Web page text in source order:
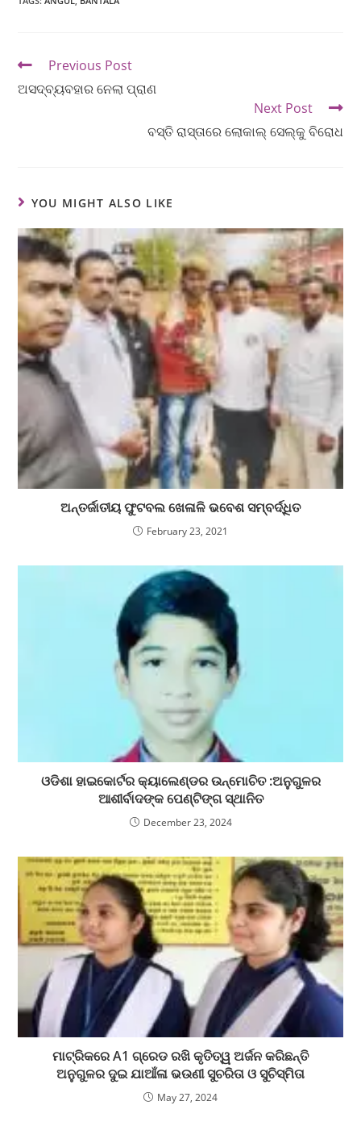
Previous Post
ଅସଦ୍‌ବ୍ୟବହାର ନେଲା ପ୍ରାଣ
Next Post
ବସ୍ତି ରାସ୍ତାରେ ଲୋକାଲ୍ ସେଲ୍‌କୁ ବିରୋଧ
YOU MIGHT ALSO LIKE
ଅନ୍ତର୍ଜାତୀୟ ଫୁଟବଲ ଖେଳାଳି ଭବେଶ ସମ୍ବର୍ଦ୍ଧିତ
February 23, 2021
ଓଡିଶା ହାଇକୋର୍ଟର କ୍ୟାଲେଣ୍ଡର ଉନ୍ମୋଚିତ :ଅନୁଗୁଳର
ଆଶୀର୍ବାଦଙ୍କ ପେଣ୍ଟିଙ୍ଗ ସ୍ଥାନିତ
December 23, 2024
ମାଟ୍ରିକରେ A1 ଗ୍ରେଡ ରଖି କୃତିତ୍ୱ ଅର୍ଜନ କରିଛନ୍ତି
ଅନୁଗୁଳର ଦୁଇ ଯାଆଁଳା ଭଉଣୀ ସୁଚରିତା ଓ ସୁଚିସ୍ମିତା
May 27, 2024